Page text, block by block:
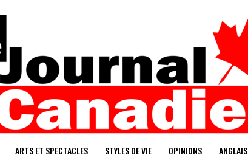
ARTS ET SPECTACLES STYLES DE VIE OPINIONS ANGLAIS